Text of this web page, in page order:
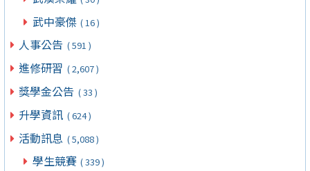
武中豪傑 ( 16 )
人事公告 ( 591 )
進修研習 ( 2,607 )
獎學金公告 ( 33 )
升學資訊 ( 624 )
活動訊息 ( 5,088 )
學生競賽 ( 339 )